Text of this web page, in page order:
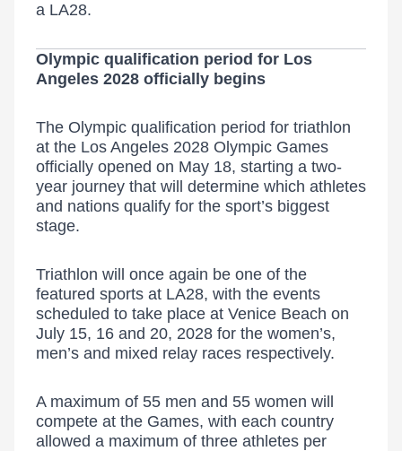
a LA28.
Olympic qualification period for Los
Angeles 2028 officially begins
The Olympic qualification period for triathlon
at the Los Angeles 2028 Olympic Games
officially opened on May 18, starting a two-
year journey that will determine which athletes
and nations qualify for the sport’s biggest
stage.
Triathlon will once again be one of the
featured sports at LA28, with the events
scheduled to take place at Venice Beach on
July 15, 16 and 20, 2028 for the women’s,
men’s and mixed relay races respectively.
A maximum of 55 men and 55 women will
compete at the Games, with each country
allowed a maximum of three athletes per